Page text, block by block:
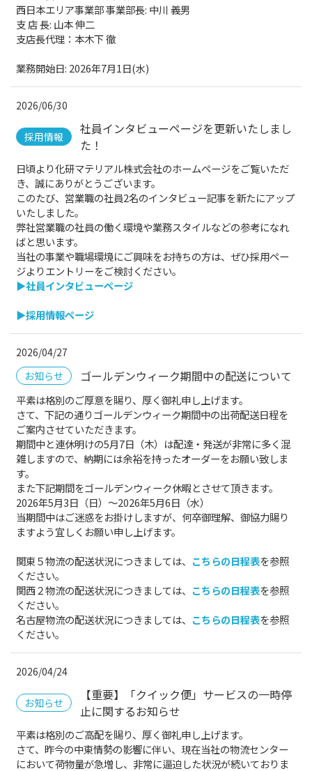
西日本エリア事業部 事業部長: 中川 義男
支 店 長: 山本 伸二
支店長代理：本木下 徹
業務開始日: 2026年7月1日(水)
2026/06/30
採用情報
社員インタビューページを更新いたしまし
た！
日頃より化研マテリアル株式会社のホームページをご覧いただ
き、誠にありがとうございます。
このたび、営業職の社員2名のインタビュー記事を新たにアップ
いたしました。
弊社営業職の社員の働く環境や業務スタイルなどの参考になれ
ばと思います。
当社の事業や職場環境にご興味をお持ちの方は、ぜひ採用ペー
ジよりエントリーをご検討ください。
▶社員インタビューページ
▶採用情報ページ
2026/04/27
お知らせ
ゴールデンウィーク期間中の配送について
平素は格別のご厚意を賜り、厚く御礼申し上げます。
さて、下記の通りゴールデンウィーク期間中の出荷配送日程を
ご案内させていただきます。
期間中と連休明けの5月7日（木）は配達・発送が非常に多く混
雑しますので、納期には余裕を持ったオーダーをお願い致しま
す。
また下記期間をゴールデンウィーク休暇とさせて頂きます。
2026年5月3日（日）～2026年5月6日（水）
当期間中はご迷惑をお掛けしますが、何卒御理解、御協力賜り
ますよう宜しくお願い申し上げます。
関東５物流の配送状況につきましては、 こちらの日程表を参照
ください。
関西２物流の配送状況につきましては、 こちらの日程表を参照
ください。
名古屋物流の配送状況につきましては、 こちらの日程表を参照
ください。
2026/04/24
お知らせ
【重要】「クイック便」サービスの一時停
止に関するお知らせ
平素は格別のご高配を賜り、厚く御礼申し上げます。
さて、昨今の中東情勢の影響に伴い、現在当社の物流センター
において荷物量が急増し、非常に逼迫した状況が続いておりま